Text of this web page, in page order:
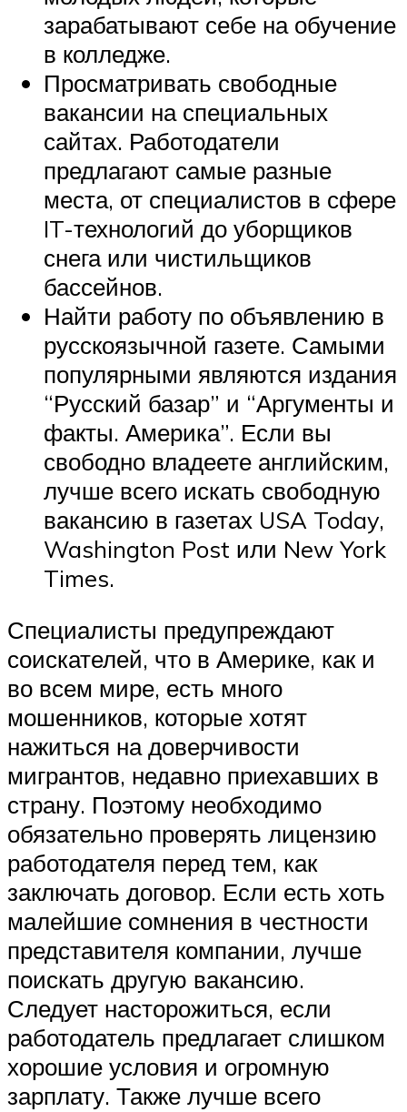
зарабатывают себе на обучение
в колледже.
Просматривать свободные
вакансии на специальных
сайтах. Работодатели
предлагают самые разные
места, от специалистов в сфере
IT-технологий до уборщиков
снега или чистильщиков
бассейнов.
Найти работу по объявлению в
русскоязычной газете. Самыми
популярными являются издания
“Русский базар” и “Аргументы и
факты. Америка”. Если вы
свободно владеете английским,
лучше всего искать свободную
вакансию в газетах USA Today,
Washington Post или New York
Times.
Специалисты предупреждают
соискателей, что в Америке, как и
во всем мире, есть много
мошенников, которые хотят
нажиться на доверчивости
мигрантов, недавно приехавших в
страну. Поэтому необходимо
обязательно проверять лицензию
работодателя перед тем, как
заключать договор. Если есть хоть
малейшие сомнения в честности
представителя компании, лучше
поискать другую вакансию.
Следует насторожиться, если
работодатель предлагает слишком
хорошие условия и огромную
зарплату. Также лучше всего